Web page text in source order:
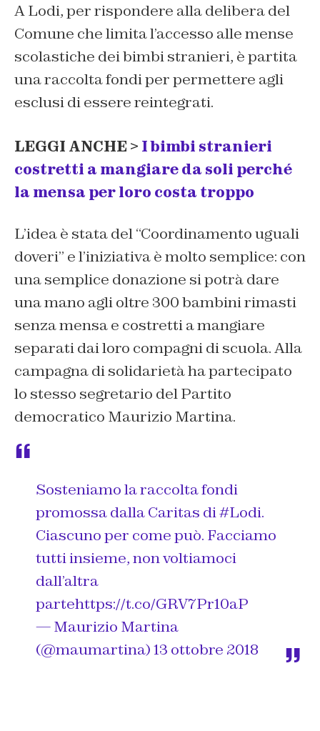
A Lodi, per rispondere alla delibera del
Comune che limita l’accesso alle mense
scolastiche dei bimbi stranieri, è partita
una raccolta fondi per permettere agli
esclusi di essere reintegrati.
LEGGI ANCHE > I bimbi stranieri
costretti a mangiare da soli perché
la mensa per loro costa troppo
L’idea è stata del “Coordinamento uguali
doveri” e l’iniziativa è molto semplice: con
una semplice donazione si potrà dare
una mano agli oltre 300 bambini rimasti
senza mensa e costretti a mangiare
separati dai loro compagni di scuola. Alla
campagna di solidarietà ha partecipato
lo stesso segretario del Partito
democratico Maurizio Martina.
Sosteniamo la raccolta fondi
promossa dalla Caritas di#Lodi.
Ciascuno per come può. Facciamo
tutti insieme, non voltiamoci
dall’altra
partehttps://t.co/GRV7Pr10aP
— Maurizio Martina
(@maumartina)13 ottobre 2018